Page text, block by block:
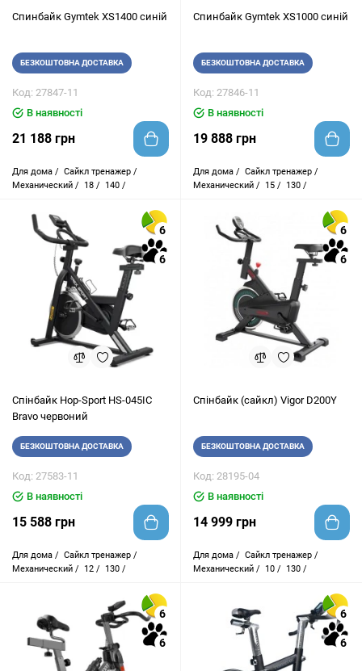
Спинбайк Gymtek XS1400 синій
БЕЗКОШТОВНА ДОСТАВКА
Код: 27847-11
В наявності
21 188 грн
Для дома / Сайкл тренажер /
Механический /
18 / 140 /
Спинбайк Gymtek XS1000 синій
БЕЗКОШТОВНА ДОСТАВКА
Код: 27846-11
В наявності
19 888 грн
Для дома / Сайкл тренажер /
Механический /
15 / 130 /
6
6
Спінбайк Hop-Sport HS-045IC
Bravo червоний
БЕЗКОШТОВНА ДОСТАВКА
Код: 27583-11
В наявності
15 588 грн
Для дома / Сайкл тренажер /
Механический /
12 / 130 /
6
6
Спінбайк (сайкл) Vigor D200Y
БЕЗКОШТОВНА ДОСТАВКА
Код: 28195-04
В наявності
14 999 грн
Для дома / Сайкл тренажер /
Механический /
10 / 130 /
6
6
6
6